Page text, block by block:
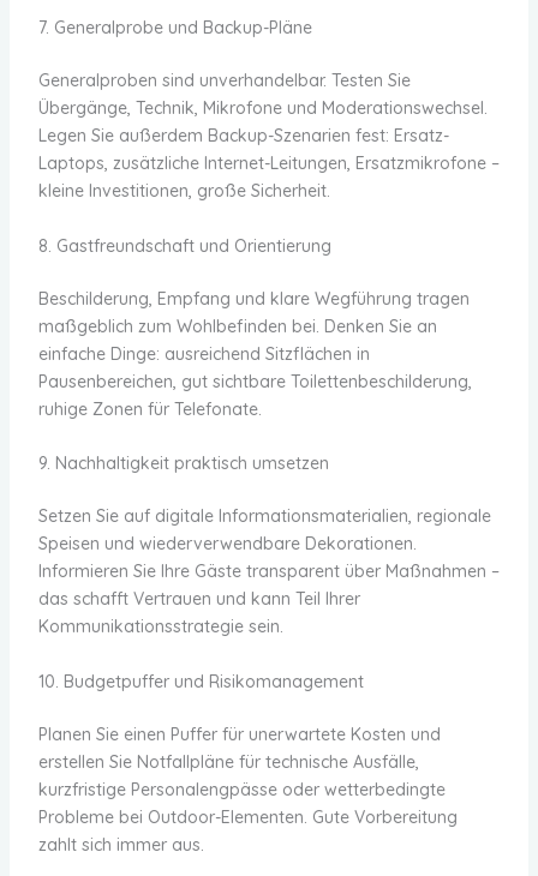
7. Generalprobe und Backup-Pläne
Generalproben sind unverhandelbar. Testen Sie
Übergänge, Technik, Mikrofone und Moderationswechsel.
Legen Sie außerdem Backup-Szenarien fest: Ersatz-
Laptops, zusätzliche Internet-Leitungen, Ersatzmikrofone –
kleine Investitionen, große Sicherheit.
8. Gastfreundschaft und Orientierung
Beschilderung, Empfang und klare Wegführung tragen
maßgeblich zum Wohlbefinden bei. Denken Sie an
einfache Dinge: ausreichend Sitzflächen in
Pausenbereichen, gut sichtbare Toilettenbeschilderung,
ruhige Zonen für Telefonate.
9. Nachhaltigkeit praktisch umsetzen
Setzen Sie auf digitale Informationsmaterialien, regionale
Speisen und wiederverwendbare Dekorationen.
Informieren Sie Ihre Gäste transparent über Maßnahmen –
das schafft Vertrauen und kann Teil Ihrer
Kommunikationsstrategie sein.
10. Budgetpuffer und Risikomanagement
Planen Sie einen Puffer für unerwartete Kosten und
erstellen Sie Notfallpläne für technische Ausfälle,
kurzfristige Personalengpässe oder wetterbedingte
Probleme bei Outdoor-Elementen. Gute Vorbereitung
zahlt sich immer aus.